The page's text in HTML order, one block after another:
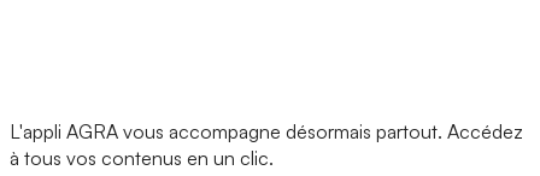
L'appli AGRA vous accompagne désormais partout. Accédez
à tous vos contenus en un clic.